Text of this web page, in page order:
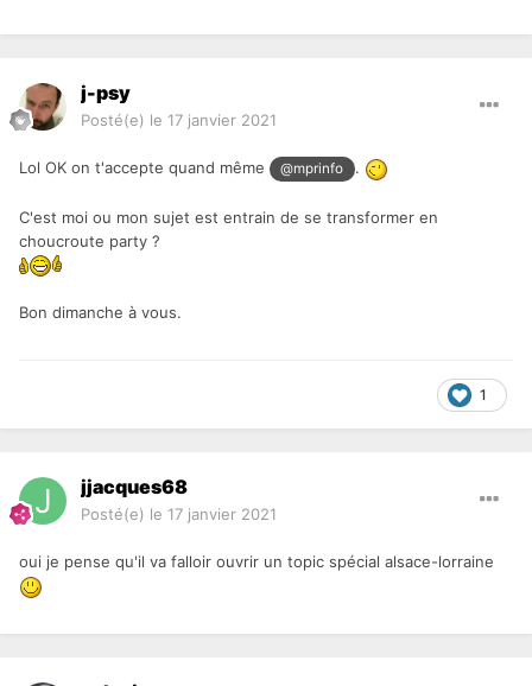
j-psy
Posté(e) le 17 janvier 2021
Lol OK on t'accepte quand même @mprinfo .
C'est moi ou mon sujet est entrain de se transformer en
choucroute party ?
Bon dimanche à vous.
1
jjacques68
Posté(e) le 17 janvier 2021
oui je pense qu'il va falloir ouvrir un topic spécial alsace-lorraine